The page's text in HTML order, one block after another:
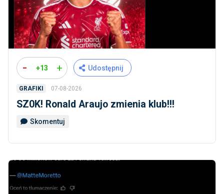
- +13 + Udostępnij
GRAFIKI 07-08-2026
SZ0K! Ronald Araujo zmienia klub!!!
Skomentuj